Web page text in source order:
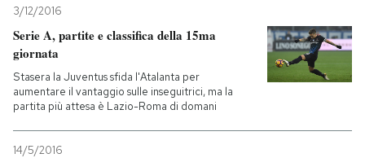
3/12/2016
Serie A, partite e classifica della 15ma
giornata
Stasera la Juventus sfida l'Atalanta per
aumentare il vantaggio sulle inseguitrici, ma la
partita più attesa è Lazio-Roma di domani
14/5/2016